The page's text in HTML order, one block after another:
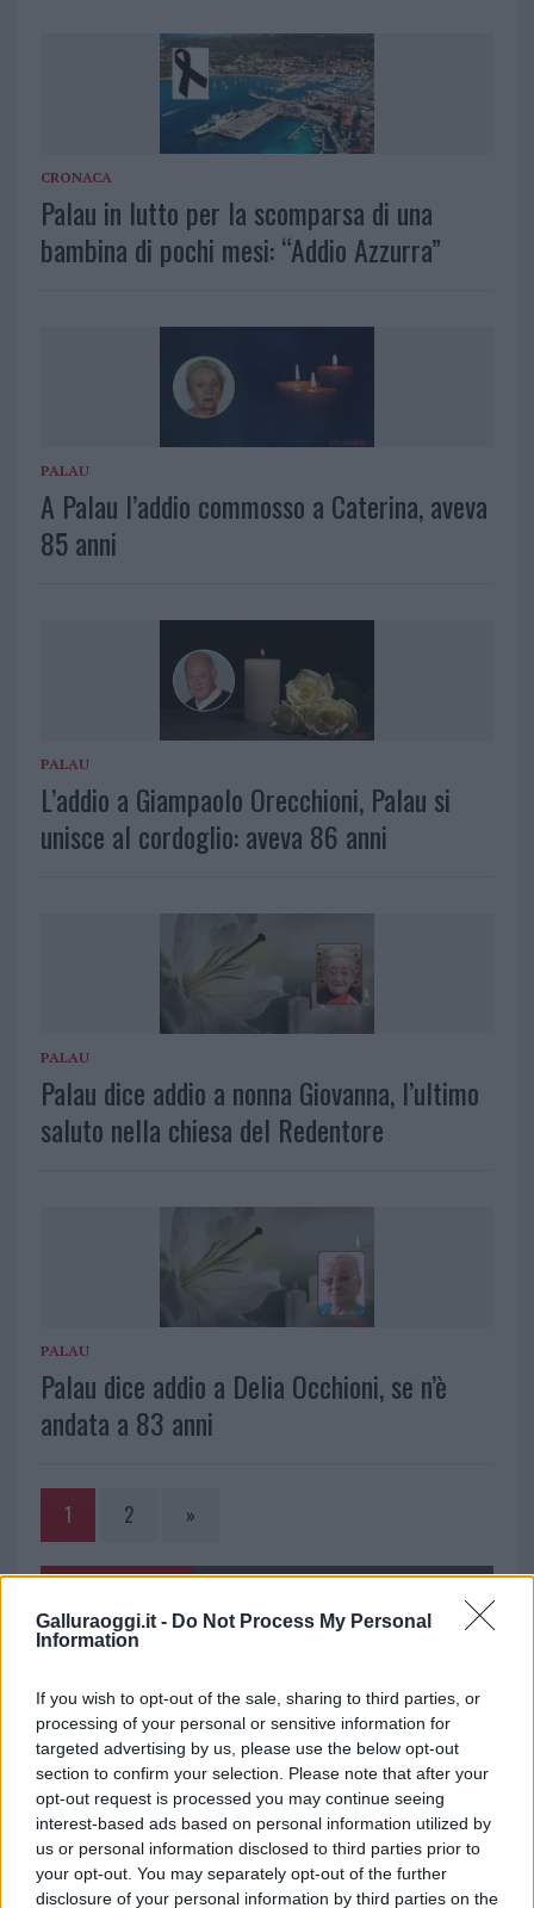
Galluraoggi.it - Do Not Process My Personal
Information
If you wish to opt-out of the sale, sharing to third parties, or
processing of your personal or sensitive information for
targeted advertising by us, please use the below opt-out
section to confirm your selection. Please note that after your
opt-out request is processed you may continue seeing
interest-based ads based on personal information utilized by
us or personal information disclosed to third parties prior to
your opt-out. You may separately opt-out of the further
disclosure of your personal information by third parties on the
CRONACA
Palau in lutto per la scomparsa di una
bambina di pochi mesi: “Addio Azzurra”
PALAU
A Palau l’addio commosso a Caterina, aveva
85 anni
PALAU
L’addio a Giampaolo Orecchioni, Palau si
unisce al cordoglio: aveva 86 anni
PALAU
Palau dice addio a nonna Giovanna, l’ultimo
saluto nella chiesa del Redentore
PALAU
Palau dice addio a Delia Occhioni, se n’è
andata a 83 anni
1 2 »
l’inaugurazione
Andrea Mura conquista Palau: grande
partecipazione per il suo racconto
Calangianus, allarme sul centro accoglienza